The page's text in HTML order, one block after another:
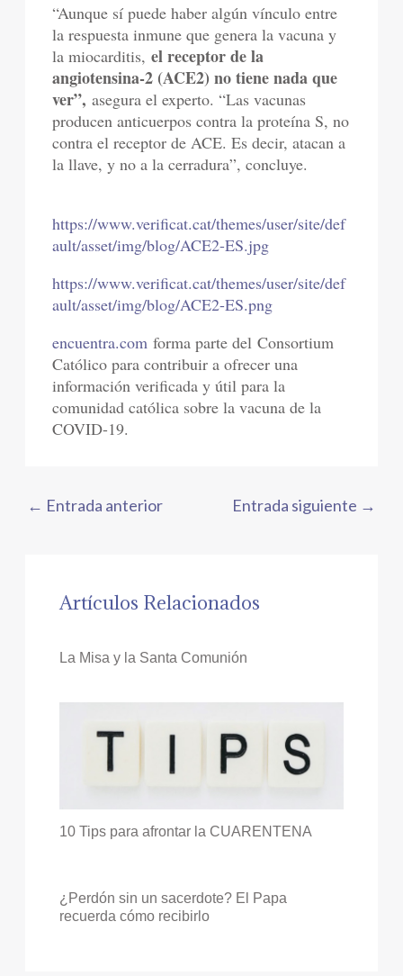
“Aunque sí puede haber algún vínculo entre
la respuesta inmune que genera la vacuna y
la miocarditis,el receptor de la
angiotensina-2 (ACE2) no tiene nada que
ver”,asegura el experto. “Las vacunas
producen anticuerpos contra la proteína S, no
contra el receptor de ACE. Es decir, atacan a
la llave, y no a la cerradura”, concluye.
https://www.verificat.cat/themes/user/site/def
ault/asset/img/blog/ACE2-ES.jpg
https://www.verificat.cat/themes/user/site/def
ault/asset/img/blog/ACE2-ES.png
encuentra.com forma parte del Consortium
Católico para contribuir a ofrecer una
información verificada y útil para la
comunidad católica sobre la vacuna de la
COVID-19.
← Entrada anterior Entrada siguiente →
Artículos Relacionados
La Misa y la Santa Comunión
10 Tips para afrontar la CUARENTENA
¿Perdón sin un sacerdote? El Papa
recuerda cómo recibirlo